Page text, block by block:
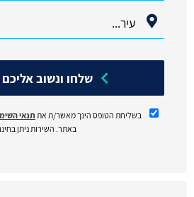
בשליחת הטופס הינך מאשר/ת את תנאי
באתר. השירות ניתן